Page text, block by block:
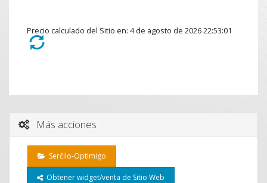
Precio calculado del Sitio en: 4 de agosto de 2026 22:53:01
Más acciones
Serĉilo-Optimigo
Obtener widget/venta de Sitio Web